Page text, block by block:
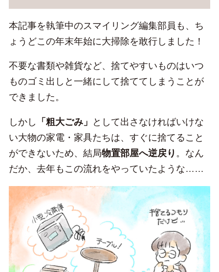
本記事を執筆中のスマイリング編集部員も、ち
ょうどこの年末年始に大掃除を敢行しました！
不要な書類や雑貨など、捨てやすいものはいつ
ものゴミ出しと一緒にして捨ててしまうことが
できました。
しかし 「粗大ごみ」
として出さなければいけな
い大物の家電・家具たちは、すぐに捨てること
ができないため、結局物置部屋へ逆戻り 。なん
だか、去年もこの流れをやっていたような……